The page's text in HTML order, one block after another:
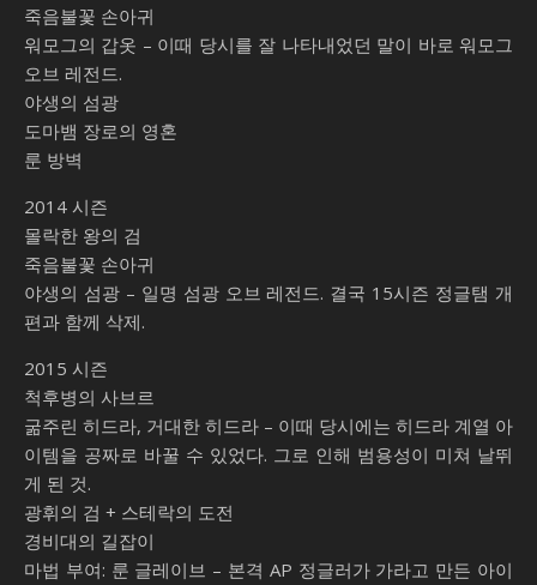
죽음불꽃 손아귀
워모그의 갑옷 – 이때 당시를 잘 나타내었던 말이 바로 워모그
오브 레전드.
야생의 섬광
도마뱀 장로의 영혼
룬 방벽
2014 시즌
몰락한 왕의 검
죽음불꽃 손아귀
야생의 섬광 – 일명 섬광 오브 레전드. 결국 15시즌 정글탬 개
편과 함께 삭제.
2015 시즌
척후병의 사브르
굶주린 히드라, 거대한 히드라 – 이때 당시에는 히드라 계열 아
이템을 공짜로 바꿀 수 있었다. 그로 인해 범용성이 미쳐 날뛰
게 된 것.
광휘의 검 + 스테락의 도전
경비대의 길잡이
마법 부여: 룬 글레이브 – 본격 AP 정글러가 가라고 만든 아이